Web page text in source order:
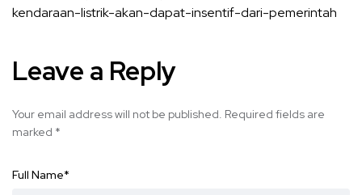
kendaraan-listrik-akan-dapat-insentif-dari-pemerintah
Leave a Reply
Your email address will not be published. Required fields are
marked *
Full Name*